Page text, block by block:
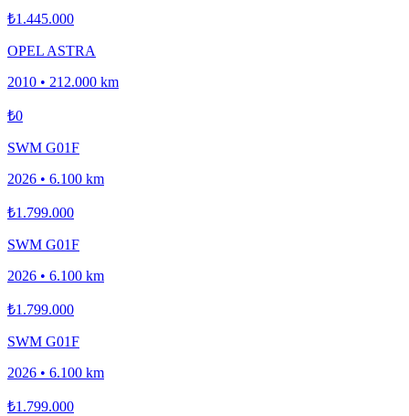
₺1.445.000
OPEL ASTRA
2010 • 212.000 km
₺0
SWM G01F
2026 • 6.100 km
₺1.799.000
SWM G01F
2026 • 6.100 km
₺1.799.000
SWM G01F
2026 • 6.100 km
₺1.799.000